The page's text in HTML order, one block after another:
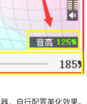
，自行配置美化效果。